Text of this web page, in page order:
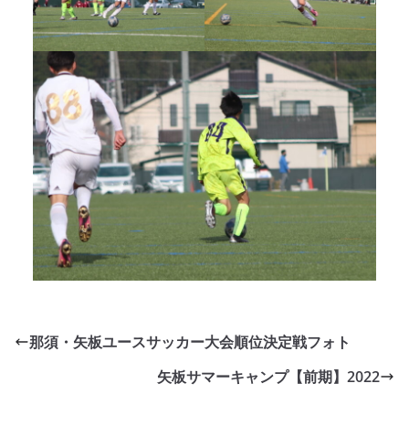
那須・矢板ユースサッカー大会順位決定戦フォト
矢板サマーキャンプ【前期】2022